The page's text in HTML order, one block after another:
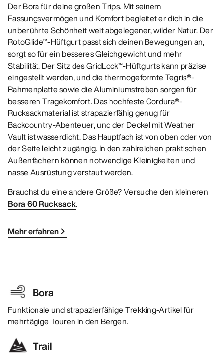
Der Bora für deine großen Trips. Mit seinem
Fassungsvermögen und Komfort begleitet er dich in die
unberührte Schönheit weit abgelegener, wilder Natur. Der
RotoGlide™-Hüftgurt passt sich deinen Bewegungen an,
sorgt so für ein besseres Gleichgewicht und mehr
Stabilität. Der Sitz des GridLock™-Hüftgurts kann präzise
eingestellt werden, und die thermogeformte Tegris®-
Rahmenplatte sowie die Aluminiumstreben sorgen für
besseren Tragekomfort. Das hochfeste Cordura®-
Rucksackmaterial ist strapazierfähig genug für
Backcountry-Abenteuer, und der Deckel mit Weather
Vault ist wasserdicht. Das Hauptfach ist von oben oder von
der Seite leicht zugängig. In den zahlreichen praktischen
Außenfächern können notwendige Kleinigkeiten und
nasse Ausrüstung verstaut werden.
Brauchst du eine andere Größe? Versuche den kleineren
Bora 60 Rucksack.
Mehr erfahren
Bora
Funktionale und strapazierfähige Trekking-Artikel für
mehrtägige Touren in den Bergen.
Trail